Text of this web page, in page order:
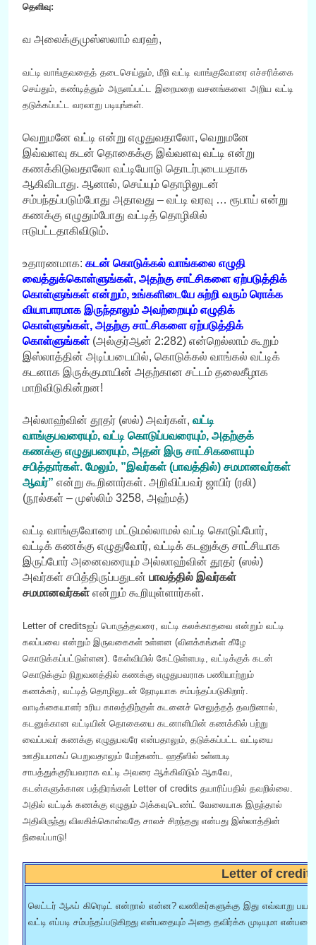
தெளிவு:
வ அலைக்குமுஸ்ஸலாம் வரஹ்,
வட்டி வாங்குவதைத் தடைசெய்தும், மீறி வட்டி வாங்குவோரை எச்சரிக்கை
செய்தும், கண்டித்தும் அருளப்பட்ட இறைமறை வசனங்களை அறிய வட்டி
தடுக்கப்பட்ட வரலாறு படியுங்கள்.
வெறுமனே வட்டி என்று எழுதுவதாலோ, வெறுமனே
இவ்வளவு கடன் தொகைக்கு இவ்வளவு வட்டி என்று
கணக்கிடுவதாலோ வட்டியோடு தொடர்புடையதாக
ஆகிவிடாது. ஆனால், செய்யும் தொழிலுடன்
சம்பந்தப்படும்போது அதாவது – வட்டி வரவு … ரூபாய் என்று
கணக்கு எழுதும்போது வட்டித் தொழிலில்
ஈடுபட்டதாகிவிடும்.
உதாரணமாக: கடன் கொடுக்கல் வாங்கலை எழுதி
வைத்துக்கொள்ளுங்கள், அதற்கு சாட்சிகளை ஏற்படுத்திக்
கொள்ளுங்கள் என்றும், உங்களிடையே சுற்றி வரும் ரொக்க
வியாபாரமாக இருந்தாலும் அவற்றையும் எழுதிக்
கொள்ளுங்கள், அதற்கு சாட்சிகளை ஏற்படுத்திக்
கொள்ளுங்கள் (அல்குர்ஆன் 2:282) என்றெல்லாம் கூறும்
இஸ்லாத்தின் அடிப்படையில், கொடுக்கல் வாங்கல் வட்டிக்
கடனாக இருக்குமாயின் அதற்கான சட்டம் தலைகீழாக
மாறிவிடுகின்றன!
அல்லாஹ்வின் தூதர் (ஸல்) அவர்கள், வட்டி
வாங்குபவரையும், வட்டி கொடுப்பவரையும், அதற்குக்
கணக்கு எழுதுபரையும், அதன் இரு சாட்சிகளையும்
சபித்தார்கள். மேலும், ”இவர்கள் (பாவத்தில்) சமமானவர்கள்
ஆவர்” என்று கூறினார்கள். அறிவிப்பவர் ஜாபிர் (ரலி)
(நூல்கள் – முஸ்லிம் 3258, அஹ்மத்)
வட்டி வாங்குவோரை மட்டுமல்லாமல் வட்டி கொடுப்போர்,
வட்டிக் கணக்கு எழுதுவோர், வட்டிக் கடனுக்கு சாட்சியாக
இருப்போர் அனைவரையும் அல்லாஹ்வின் தூதர் (ஸல்)
அவர்கள் சபித்திருப்பதுடன் பாவத்தில் இவர்கள்
சமமானவர்கள் என்றும் கூறியுள்ளார்கள்.
Letter of creditsஐப் பொருத்தவரை, வட்டி கலக்காதவை என்றும் வட்டி
கலப்பவை என்றும் இருவகைகள் உள்ளன (விளக்கங்கள் கீழே
கொடுக்கப்பட்டுள்ளன). கேள்வியில் கேட்டுள்ளபடி, வட்டிக்குக் கடன்
கொடுக்கும் நிறுவனத்தில் கணக்கு எழுதுபவராக பணியாற்றும்
கணக்கர், வட்டித் தொழிலுடன் நேரடியாக சம்பந்தப்படுகிறார்.
வாடிக்கையாளர் உரிய காலத்திற்குள் கடனைச் செலுத்தத் தவறினால்,
கடனுக்கான வட்டியின் தொகையை கடனாளியின் கணக்கில் பற்று
வைப்பவர் கணக்கு எழுதுபவரே என்பதாலும், தடுக்கப்பட்ட வட்டியை
ஊதியமாகப் பெறுவதாலும் மேற்கண்ட ஹதீஸில் உள்ளபடி
சாபத்துக்குரியவராக வட்டி அவரை ஆக்கிவிடும் ஆகவே,
கடன்களுக்கான பத்திரங்கள் Letter of credits தயாரிப்பதில் தவறில்லை.
அதில் வட்டிக் கணக்கு எழுதும் அக்கவுடெண்ட் வேலையாக இருந்தால்
அதிலிருந்து விலகிக்கொள்வதே சாலச் சிறந்தது என்பது இஸ்லாத்தின்
நிலைப்பாடு!
Letter of credit
லெட்டர் ஆஃப் கிரெடிட் என்றால் என்ன? வணிகர்களுக்கு இது எவ்வாறு
வட்டி எப்படி சம்பந்தப்படுகிறது என்பதையும் அதை தவிர்க்க முடியுமா